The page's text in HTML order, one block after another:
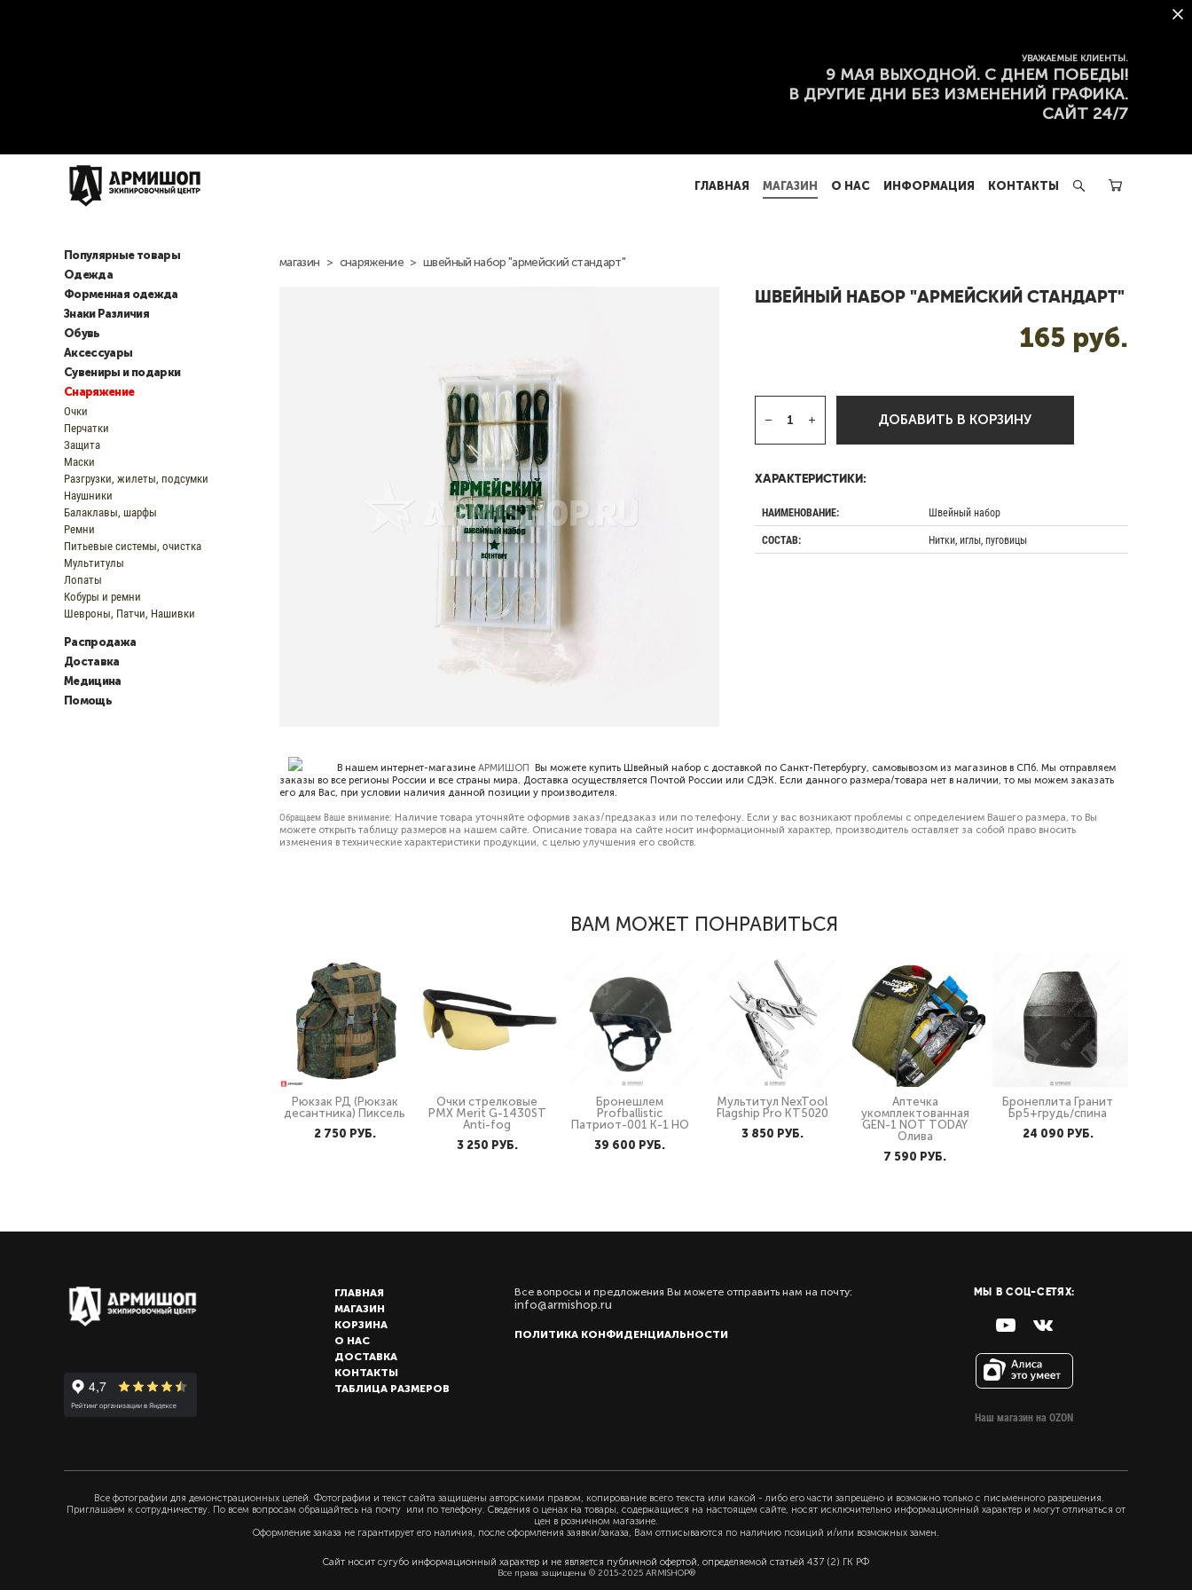
УВАЖАЕМЫЕ КЛИЕНТЫ.
9 МАЯ ВЫХОДНОЙ. С ДНЕМ ПОБЕДЫ!
В ДРУГИЕ ДНИ БЕЗ ИЗМЕНЕНИЙ ГРАФИКА.
САЙТ 24/7
ГЛАВНАЯ МАГАЗИН О НАС ИНФОРМАЦИЯ КОНТАКТЫ
Популярные товары
Одежда
Форменная одежда
Знаки Различия
Обувь
Аксессуары
Сувениры и подарки
Снаряжение
Очки
Перчатки
Защита
Маски
Разгрузки, жилеты, подсумки
Наушники
Балаклавы, шарфы
Ремни
Питьевые системы, очистка
Мультитулы
Лопаты
Кобуры и ремни
Шевроны, Патчи, Нашивки
Распродажа
Доставка
Медицина
Помощь
магазин > снаряжение > швейный набор "армейский стандарт"
ШВЕЙНЫЙ НАБОР "АРМЕЙСКИЙ СТАНДАРТ"
165 pуб.
ДОБАВИТЬ В КОРЗИНУ
ХАРАКТЕРИСТИКИ:
НАИМЕНОВАНИЕ:
Швейный набор
СОСТАВ:
Нитки, иглы, пуговицы
В нашем интернет-магазине АРМИШОП Вы можете купить Швейный набор с доставкой по Санкт-Петербургу, самовывозом из магазинов в СПб. Мы отправляем
заказы во все регионы России и все страны мира. Доставка осуществляется Почтой России или СДЭК. Если данного размера/товара нет в наличии, то мы можем заказать
его для Вас, при условии наличия данной позиции у производителя.
Обращаем Ваше внимание: Наличие товара уточняйте оформив заказ/предзаказ или по телефону. Если у вас возникают проблемы с определением Вашего размера, то Вы
можете открыть таблицу размеров на нашем сайте. Описание товара на сайте носит информационный характер, производитель оставляет за собой право вносить
изменения в технические характеристики продукции, с целью улучшения его свойств.
ВАМ МОЖЕТ ПОНРАВИТЬСЯ
Рюкзак РД (Рюкзак
десантника) Пиксель
2 750 PУБ.
Очки стрелковые
PMX Merit G-1430ST
Anti-fog
3 250 PУБ.
Бронешлем
Profballistic
Патриот-001 К-1 НО
39 600 PУБ.
Мультитул NexTool
Flagship Pro KT5020
3 850 PУБ.
Аптечка
укомплектованная
GEN-1 NOT TODAY
Олива
7 590 PУБ.
Бронеплита Гранит
Бр5+грудь/спина
24 090 PУБ.
ГЛАВНАЯ
МАГАЗИН
КОРЗИНА
О НАС
ДОСТАВКА
КОНТАКТЫ
ТАБЛИЦА РАЗМЕРОВ
Все вопросы и предложения Вы можете отправить нам на почту:
info@armishop.ru
ПОЛИТИКА КОНФИДЕНЦИАЛЬНОСТИ
МЫ В СОЦ-СЕТЯХ:
Наш магазин на OZON
Все фотографии для демонстрационных целей. Фотографии и текст сайта защищены авторскими правом, копирование всего текста или какой - либо его части запрещено и возможно только с письменного разрешения.
Приглашаем к сотрудничеству. По всем вопросам обращайтесь на почту или по телефону. Сведения о ценах на товары, содержащиеся на настоящем сайте, носят исключительно информационный характер и могут отличаться от
цен в розничном магазине.
Оформление заказа не гарантирует его наличия, после оформления заявки/заказа, Вам отписываются по наличию позиций и/или возможных замен.
Сайт носит сугубо информационный характер и не является публичной офертой, определяемой статьёй 437 (2) ГК РФ
Все права защищены © 2015-2025 ARMISHOP®